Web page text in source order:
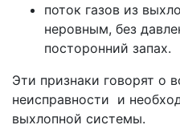
поток газов из
неровным, без
посторонний запах.
Эти признаки говорят о
неисправности и
выхлопной системы.